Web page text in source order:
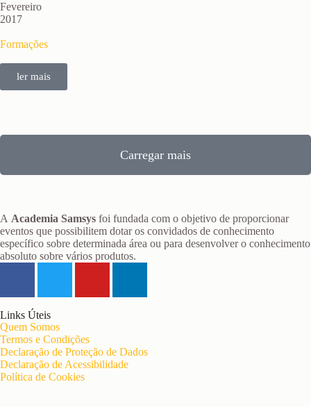
Fevereiro
2017
Formações
ler mais
Carregar mais
A Academia Samsys foi fundada com o objetivo de proporcionar
eventos que possibilitem dotar os convidados de conhecimento
específico sobre determinada área ou para desenvolver o conhecimento
absoluto sobre vários produtos.
Links Úteis
Quem Somos
Termos e Condições
Declaração de Proteção de Dados
Declaração de Acessibilidade
Política de Cookies